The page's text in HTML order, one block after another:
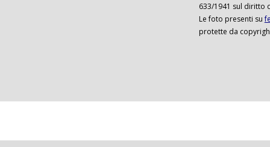
633/1941 sul diritto
Le foto presenti su
protette da